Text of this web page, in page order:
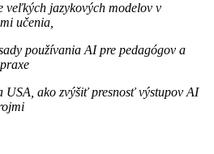
jazykových modelov v
učenia,
používania AI pre pedagógov a
USA, ako zvýšiť presnosť výstupov AI